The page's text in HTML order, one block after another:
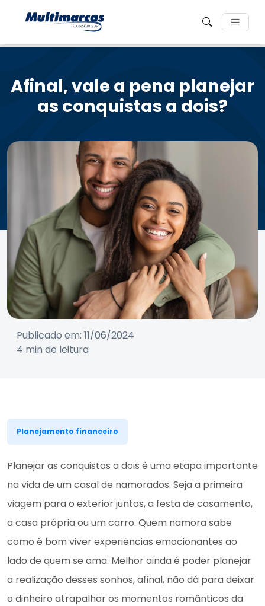
Afinal, vale a pena planejar
as conquistas a dois?
Publicado em: 11/06/2024
4 min de leitura
Planejamento financeiro
Planejar as conquistas a dois é uma etapa importante
na vida de um casal de namorados. Seja a primeira
viagem para o exterior juntos, a festa de casamento,
a casa própria ou um carro. Quem namora sabe
como é bom viver experiências emocionantes ao
lado de quem se ama. Melhor ainda é poder planejar
a realização desses sonhos, afinal, não dá para deixar
o dinheiro atrapalhar os momentos românticos da